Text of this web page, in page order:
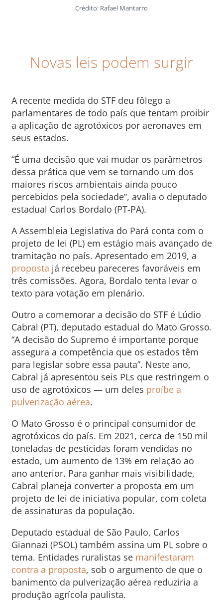
Crédito: Rafael Mantarro
Novas leis podem surgir
A recente medida do STF deu fôlego a
parlamentares de todo país que tentam proibir
a aplicação de agrotóxicos por aeronaves em
seus estados.
“É uma decisão que vai mudar os parâmetros
dessa prática que vem se tornando um dos
maiores riscos ambientais ainda pouco
percebidos pela sociedade”, avalia o deputado
estadual Carlos Bordalo (PT-PA).
A Assembleia Legislativa do Pará conta com o
projeto de lei (PL) em estágio mais avançado de
tramitação no país. Apresentado em 2019, a
proposta já recebeu pareceres favoráveis em
três comissões. Agora, Bordalo tenta levar o
texto para votação em plenário.
Outro a comemorar a decisão do STF é Lúdio
Cabral (PT), deputado estadual do Mato Grosso.
“A decisão do Supremo é importante porque
assegura a competência que os estados têm
para legislar sobre essa pauta”. Neste ano,
Cabral já apresentou seis PLs que restringem o
uso de agrotóxicos — um deles proíbe a
pulverização aérea.
O Mato Grosso é o principal consumidor de
agrotóxicos do país. Em 2021, cerca de 150 mil
toneladas de pesticidas foram vendidas no
estado, um aumento de 13% em relação ao
ano anterior. Para ganhar mais visibilidade,
Cabral planeja converter a proposta em um
projeto de lei de iniciativa popular, com coleta
de assinaturas da população.
Deputado estadual de São Paulo, Carlos
Giannazi (PSOL) também assina um PL sobre o
tema. Entidades ruralistas se manifestaram
contra a proposta, sob o argumento de que o
banimento da pulverização aérea reduziria a
produção agrícola paulista.